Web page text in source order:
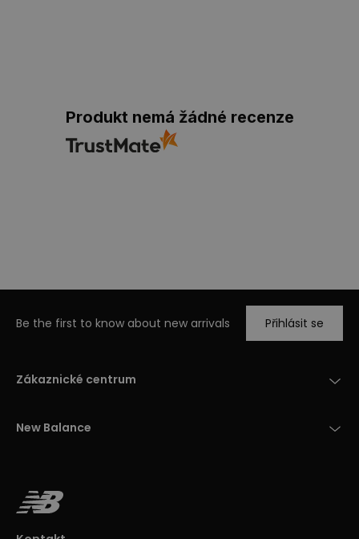
Produkt nemá žádné recenze
Be the first to know about new arrivals Přihlásit se
Zákaznické centrum
New Balance